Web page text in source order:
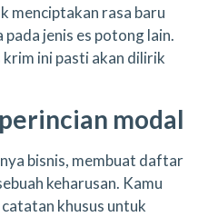
menciptakan rasa baru
jenis es potong lain.
krim ini pasti akan dilirik
modal
bisnis, membuat daftar
keharusan. Kamu
khusus untuk